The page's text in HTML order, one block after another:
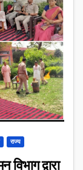
राज्य
द्वारा